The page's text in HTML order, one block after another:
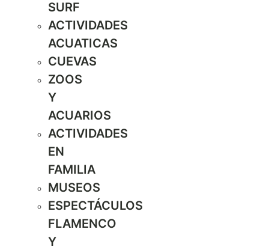
SURF
ACTIVIDADES
ACUATICAS
CUEVAS
ZOOS
Y
ACUARIOS
ACTIVIDADES
EN
FAMILIA
MUSEOS
ESPECTÁCULOS
FLAMENCO
Y